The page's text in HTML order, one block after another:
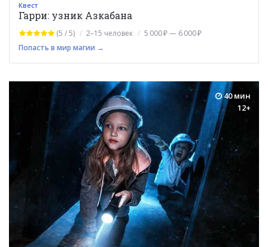
Квест
Гарри: узник Азкабана
(5 / 5) 2–15 человек
5 000 ₽ — 6 000 ₽
Попасть в мир магии →
40 мин
12+